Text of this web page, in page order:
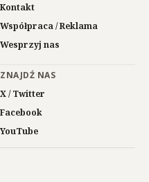
Kontakt
Współpraca / Reklama
Wesprzyj nas
ZNAJDŹ NAS
X / Twitter
Facebook
YouTube